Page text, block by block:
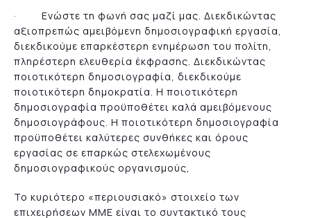
· Ενώστε τη φωνή σας μαζί μας. Διεκδικώντας
αξιοπρεπώς αμειβόμενη δημοσιογραφική εργασία,
διεκδικούμε επαρκέστερη ενημέρωση του πολίτη,
πληρέστερη ελευθερία έκφρασης. Διεκδικώντας
ποιοτικότερη δημοσιογραφία, διεκδικούμε
ποιοτικότερη δημοκρατία. Η ποιοτικότερη
δημοσιογραφία προϋποθέτει καλά αμειβόμενους
δημοσιογράφους. Η ποιοτικότερη δημοσιογραφία
προϋποθέτει καλύτερες συνθήκες και όρους
εργασίας σε επαρκώς στελεχωμένους
δημοσιογραφικούς οργανισμούς,
Το κυριότερο «περιουσιακό» στοιχείο των
επιχειρήσεων ΜΜΕ είναι το συντακτικό τους